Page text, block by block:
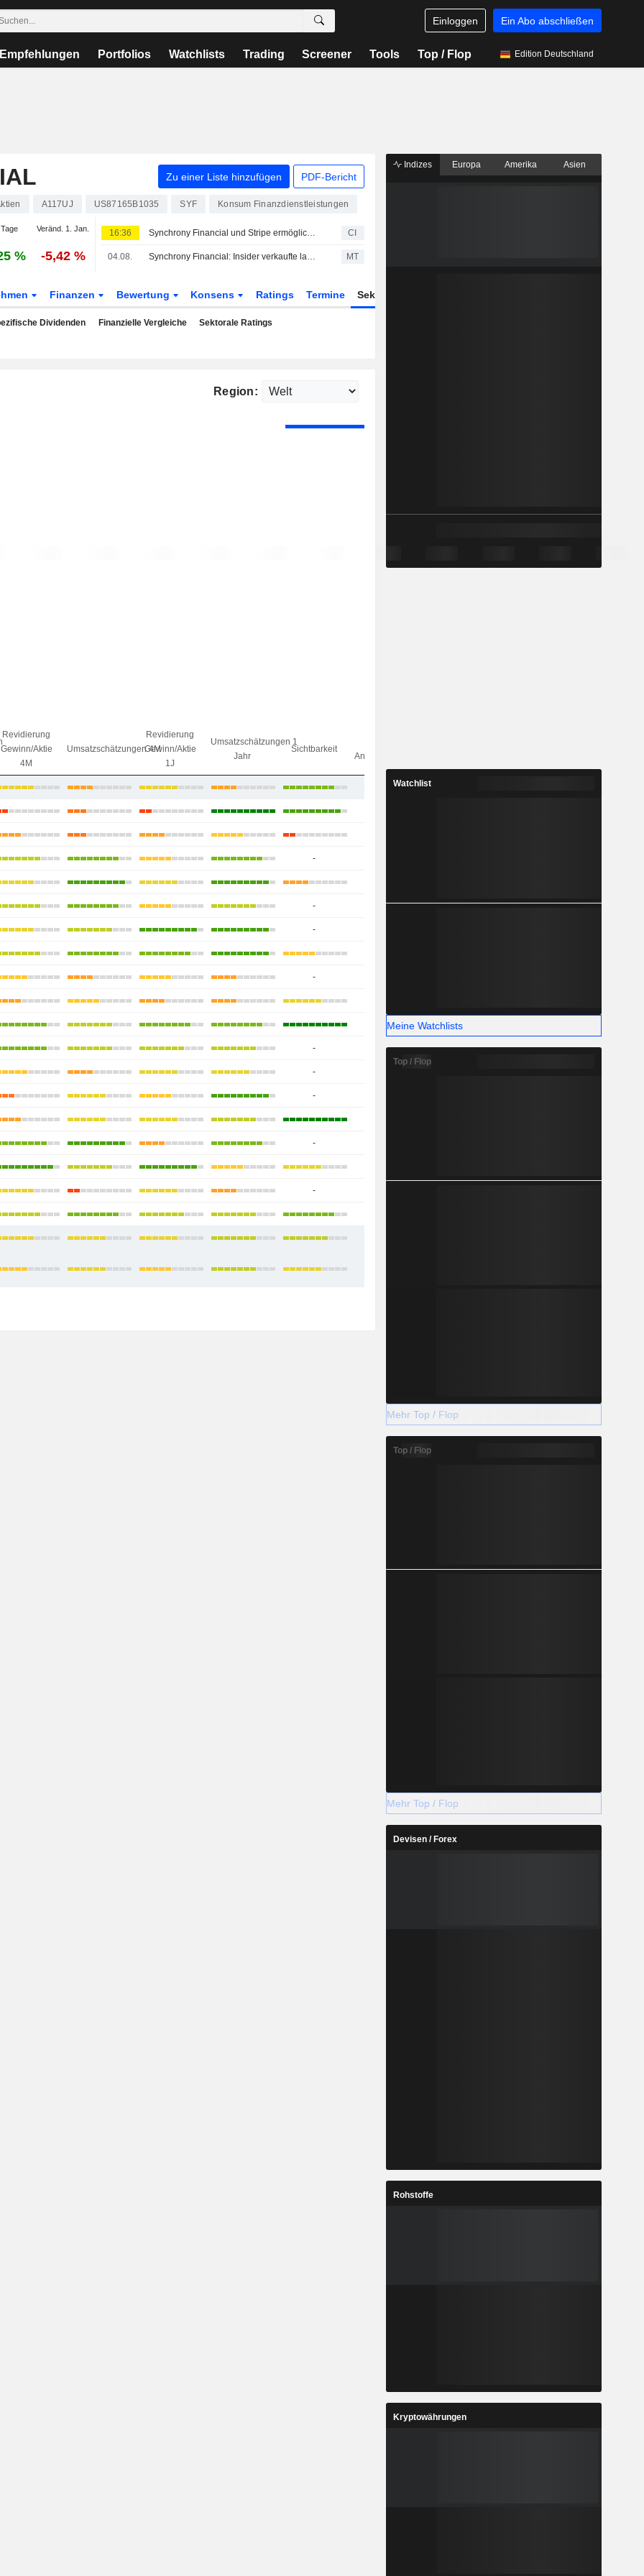
Einloggen Ein Abo abschließen
Empfehlungen Portfolios Watchlists Trading Screener Tools Top / Flop Edition Deutschland
Zu einer Liste hinzufügen PDF-Bericht
A117UJ US87165B1035 SYF Konsum Finanzdienstleistungen
Veränd. 1. Jan.
% -5,42 %
16:36 Synchrony Financial und Stripe ermöglichen CareCredit-Finanzierung für Gesundheits- und Wellnessanbieter über Stripe CI
04.08. Synchrony Financial: Insider verkaufte laut jüngster SEC-Meldung Aktien im Wert von 308.680 USD MT
Finanzen Bewertung Konsens Ratings Termine Sektor
Dividenden Finanzielle Vergleiche Sektorale Ratings
Region:
Revidierung
Gewinn/Aktie
4M
Umsatzschätzungen 4M
Revidierung
Gewinn/Aktie
1J
Umsatzschätzungen 1
Jahr
Sichtbarkeit
Analysten
-
-
-
-
-
-
-
-
-
Indizes Europa Amerika Asien
Watchlist
Meine Watchlists
Top / Flop
Mehr Top / Flop
Top / Flop
Mehr Top / Flop
Devisen / Forex
Rohstoffe
Kryptowährungen